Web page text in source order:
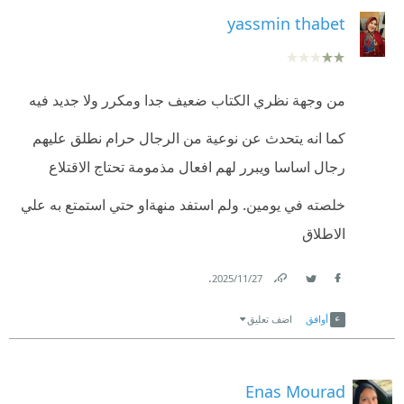
yassmin thabet
من وجهة نظري الكتاب ضعيف جدا ومكرر ولا جديد فيه
كما انه يتحدث عن نوعية من الرجال حرام نطلق عليهم
رجال اساسا ويبرر لهم افعال مذمومة تحتاج الاقتلاع
خلصته في يومين. ولم استفد منهةاو حتي استمتع به علي
الاطلاق
27‏/11‏/2025
.
أوافق اضف تعليق
Enas Mourad